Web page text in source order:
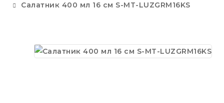
Салатник 400 мл 16 см S-MT-LUZGRM16KS